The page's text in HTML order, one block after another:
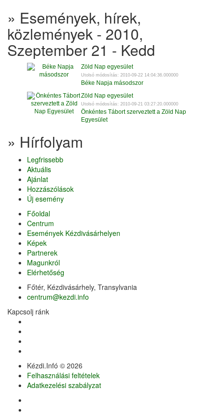
» Események, hírek,
közlemények - 2010,
Szeptember 21 - Kedd
Zöld Nap egyesület
Utolsó módosítás: 2010-09-22 14:04:36.000000
Béke Napja másodszor
Zöld Nap egyesület
Utolsó módosítás: 2010-09-21 03:27:20.000000
Önkéntes Tábort szerveztett a Zöld Nap
Egyesület
» Hírfolyam
Legfrissebb
Aktuális
Ajánlat
Hozzászólások
Új esemény
Főoldal
Centrum
Események Kézdivásárhelyen
Képek
Partnerek
Magunkról
Elérhetőség
Főtér, Kézdivásárhely, Transylvania
centrum@kezdi.info
Kapcsolj ránk
Kézdi.Infó © 2026
Felhasználási feltételek
Adatkezelési szabályzat